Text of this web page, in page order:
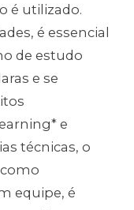
é utilizado.
é essencial
de estudo
e se
e
técnicas, o
equipe, é